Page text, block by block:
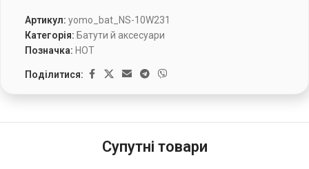
Артикул: yomo_bat_NS-10W231
Категорія: Батути й аксесуари
Позначка: HOT
Поділитися:
Супутні товари